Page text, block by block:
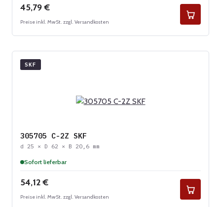
Regulärer Preis:
45,79 €
Preise inkl. MwSt. zzgl. Versandkosten
SKF
305705 C-2Z SKF
d 25 × D 62 × B 20,6 mm
Sofort lieferbar
Regulärer Preis:
54,12 €
Preise inkl. MwSt. zzgl. Versandkosten